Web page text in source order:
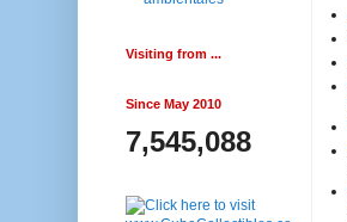
Visiting from ...
Since May 2010
7,545,088